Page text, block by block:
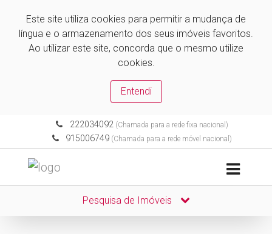
Este site utiliza cookies para permitir a mudança de
língua e o armazenamento dos seus imóveis favoritos.
Ao utilizar este site, concorda que o mesmo utilize
cookies.
Entendi
222034092(Chamada para a rede fixa nacional)
915006749 (Chamada para a rede móvel nacional)
Pesquisa de Imóveis